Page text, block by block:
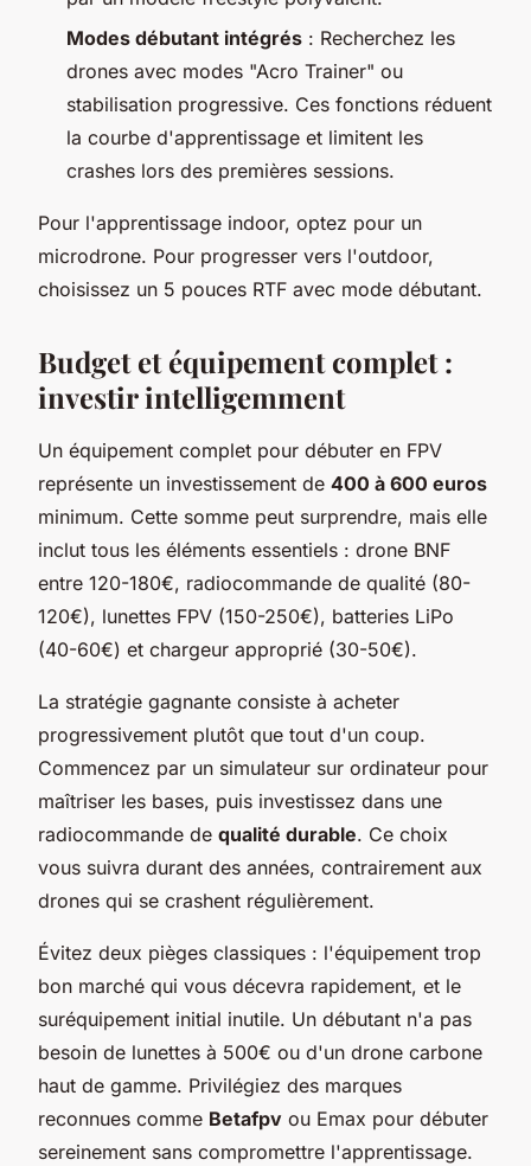
Modes débutant intégrés : Recherchez les
drones avec modes "Acro Trainer" ou
stabilisation progressive. Ces fonctions réduent
la courbe d'apprentissage et limitent les
crashes lors des premières sessions.
Pour l'apprentissage indoor, optez pour un
microdrone. Pour progresser vers l'outdoor,
choisissez un 5 pouces RTF avec mode débutant.
Budget et équipement complet :
investir intelligemment
Un équipement complet pour débuter en FPV
représente un investissement de 400 à 600 euros
minimum. Cette somme peut surprendre, mais elle
inclut tous les éléments essentiels : drone BNF
entre 120-180€, radiocommande de qualité (80-
120€), lunettes FPV (150-250€), batteries LiPo
(40-60€) et chargeur approprié (30-50€).
La stratégie gagnante consiste à acheter
progressivement plutôt que tout d'un coup.
Commencez par un simulateur sur ordinateur pour
maîtriser les bases, puis investissez dans une
radiocommande de qualité durable. Ce choix
vous suivra durant des années, contrairement aux
drones qui se crashent régulièrement.
Évitez deux pièges classiques : l'équipement trop
bon marché qui vous décevra rapidement, et le
suréquipement initial inutile. Un débutant n'a pas
besoin de lunettes à 500€ ou d'un drone carbone
haut de gamme. Privilégiez des marques
reconnues comme Betafpv ou Emax pour débuter
sereinement sans compromettre l'apprentissage.